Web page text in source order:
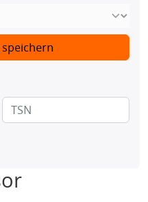
speichern